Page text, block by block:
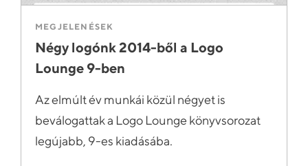
MEGJELENÉSEK
Négy logónk 2014-ből a Logo
Lounge 9-ben
Az elmúlt év munkái közül négyet is
beválogattak a Logo Lounge könyvsorozat
legújabb, 9-es kiadásába.